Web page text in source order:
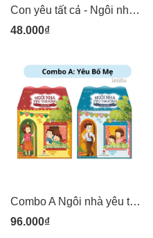
Con yêu tất cả - Ngôi nhà thương yêu - Sách thơ trang cứng cán bóng chống ướt - Kim Đồng
48.000₫
Combo A Ngôi nhà yêu thương con yêu Bố + Con yêu mẹ - Kim Đồng
96.000₫